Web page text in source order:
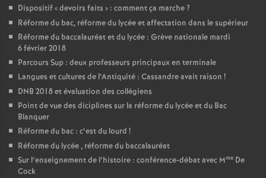
Dispositif «devoirs faits » : comment ça marche?
Réforme du bac, réforme du lycée et affectation dans le supérieur
Réforme du baccalauréat et du lycée : Grève nationale mardi
6 février 2018
Parcours Sup : deux professeurs principaux en terminale
Langues et cultures de l’Antiquité : Cassandre avait raison !
DNB 2018 et évaluation des collégiens
Point de vue des diciplines sur la réforme du lycée et du Bac
Blanquer
Réforme du bac : c’est du lourd !
Réforme du lycée , réforme du baccalauréat
Sur l’enseignement de l’histoire : conférence-débat avec Mme De
Cock